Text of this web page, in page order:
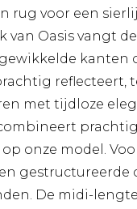
rug voor een
Oasis vangt
kanten
reflecteert,
met tijdloze
onze model.
gestructureerde
De midi-